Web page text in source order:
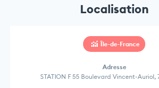
Localisation
Île-de-France
Adresse
STATION F 55 Boulevard Vincent-Auriol,